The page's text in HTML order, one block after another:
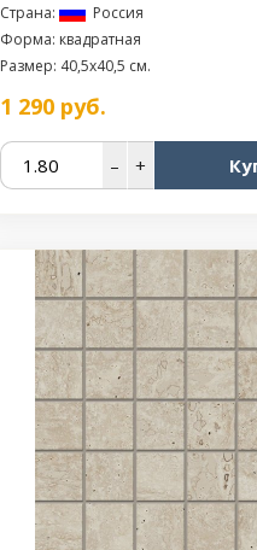
Страна:
Россия
Форма: квадратная
Размер: 40,5x40,5 см.
1 290руб.
– +